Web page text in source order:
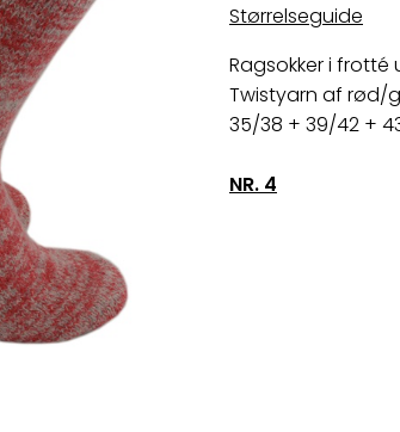
Størrelseguide
Ragsokker i
Twistyarn af rød/
35/38 + 39/42 +
NR. 4